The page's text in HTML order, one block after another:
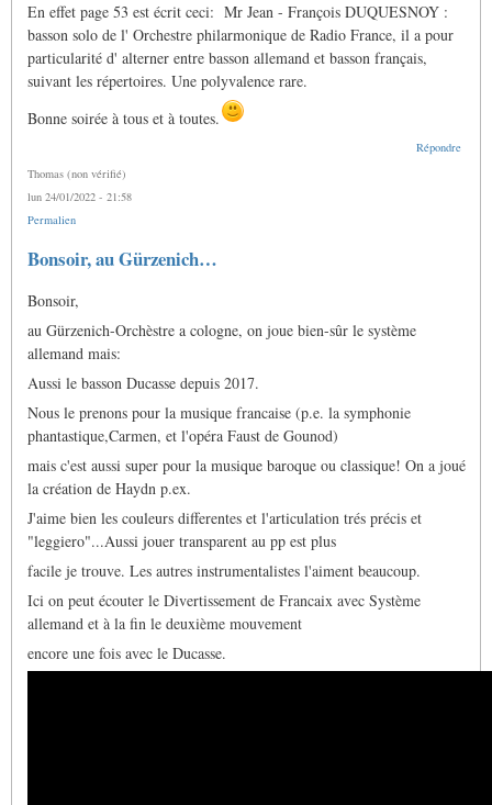
En effet page 53 est écrit ceci: Mr Jean - François DUQUESNOY :
basson solo de l' Orchestre philarmonique de Radio France, il a pour
particularité d' alterner entre basson allemand et basson français,
suivant les répertoires. Une polyvalence rare.
Bonne soirée à tous et à toutes.
Répondre
Thomas (non vérifié)
lun 24/01/2022 - 21:58
Permalien
Bonsoir, au Gürzenich…
Bonsoir,
au Gürzenich-Orchèstre a cologne, on joue bien-sûr le système
allemand mais:
Aussi le basson Ducasse depuis 2017.
Nous le prenons pour la musique francaise (p.e. la symphonie
phantastique,Carmen, et l'opéra Faust de Gounod)
mais c'est aussi super pour la musique baroque ou classique! On a joué
la création de Haydn p.ex.
J'aime bien les couleurs differentes et l'articulation trés précis et
"leggiero"...Aussi jouer transparent au pp est plus
facile je trouve. Les autres instrumentalistes l'aiment beaucoup.
Ici on peut écouter le Divertissement de Francaix avec Système
allemand et à la fin le deuxième mouvement
encore une fois avec le Ducasse.